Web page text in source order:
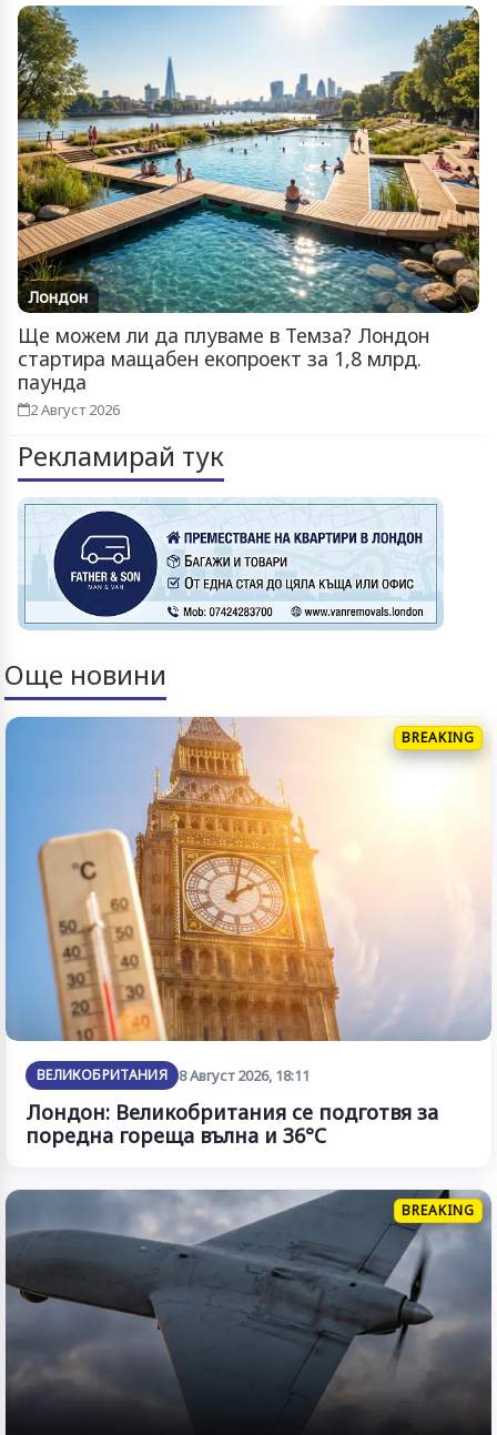
Лондон
Ще можем ли да плуваме в Темза? Лондон
стартира мащабен екопроект за 1,8 млрд.
паунда
2 Август 2026
Рекламирай тук
Още новини
BREAKING
ВЕЛИКОБРИТАНИЯ 8 Август 2026, 18:11
Лондон: Великобритания се подготвя за
поредна гореща вълна и 36°C
BREAKING